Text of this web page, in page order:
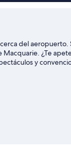
del aeropuerto.
Macquarie. ¿Te
y
en el agua con tu